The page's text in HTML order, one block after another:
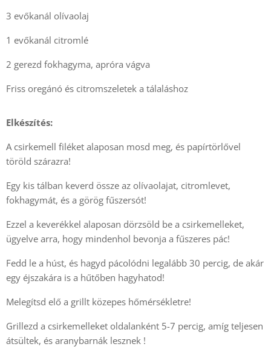
3 evőkanál olívaolaj
1 evőkanál citromlé
2 gerezd fokhagyma, apróra vágva
Friss oregánó és citromszeletek a tálaláshoz
Elkészítés:
A csirkemell filéket alaposan mosd meg, és papírtörlővel
töröld szárazra!
Egy kis tálban keverd össze az olívaolajat, citromlevet,
fokhagymát, és a görög fűszersót!
Ezzel a keverékkel alaposan dörzsöld be a csirkemelleket,
ügyelve arra, hogy mindenhol bevonja a fűszeres pác!
Fedd le a húst, és hagyd pácolódni legalább 30 percig, de akár
egy éjszakára is a hűtőben hagyhatod!
Melegítsd elő a grillt közepes hőmérsékletre!
Grillezd a csirkemelleket oldalanként 5-7 percig, amíg teljesen
átsültek, és aranybarnák lesznek !